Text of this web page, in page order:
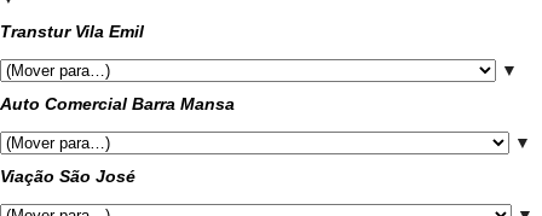
Transtur Vila Emil
▼
Auto Comercial Barra Mansa
▼
Viação São José